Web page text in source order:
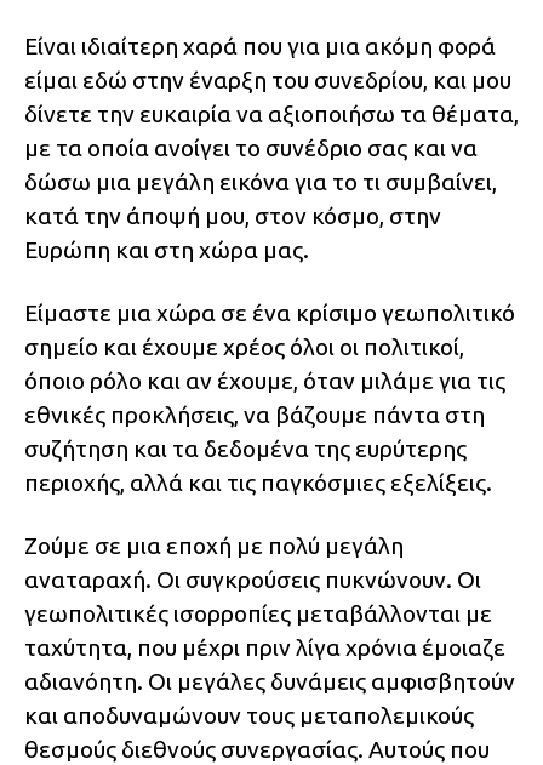
Είναι ιδιαίτερη χαρά που για μια ακόμη φορά
είμαι εδώ στην έναρξη του συνεδρίου, και μου
δίνετε την ευκαιρία να αξιοποιήσω τα θέματα,
με τα οποία ανοίγει το συνέδριο σας και να
δώσω μια μεγάλη εικόνα για το τι συμβαίνει,
κατά την άποψή μου, στον κόσμο, στην
Ευρώπη και στη χώρα μας.
Είμαστε μια χώρα σε ένα κρίσιμο γεωπολιτικό
σημείο και έχουμε χρέος όλοι οι πολιτικοί,
όποιο ρόλο και αν έχουμε, όταν μιλάμε για τις
εθνικές προκλήσεις, να βάζουμε πάντα στη
συζήτηση και τα δεδομένα της ευρύτερης
περιοχής, αλλά και τις παγκόσμιες εξελίξεις.
Ζούμε σε μια εποχή με πολύ μεγάλη
αναταραχή. Οι συγκρούσεις πυκνώνουν. Οι
γεωπολιτικές ισορροπίες μεταβάλλονται με
ταχύτητα, που μέχρι πριν λίγα χρόνια έμοιαζε
αδιανόητη. Οι μεγάλες δυνάμεις αμφισβητούν
και αποδυναμώνουν τους μεταπολεμικούς
θεσμούς διεθνούς συνεργασίας. Αυτούς που